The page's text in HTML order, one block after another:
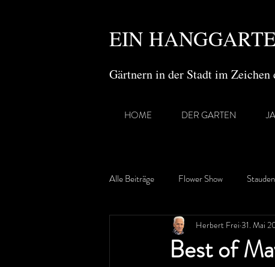
EIN
Gärtnern in der Stadt im Zeichen
HOME DER GARTEN
Alle Beiträge Flower Show Stauden
Gartenreisen
Best of
Herbert Frei 31. Mai